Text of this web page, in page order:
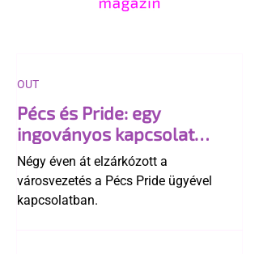
Pécs és Pride: egy
ingoványos kapcsolat
története
Négy éven át elzárkózott a
városvezetés a Pécs Pride ügyével
kapcsolatban.
OUT